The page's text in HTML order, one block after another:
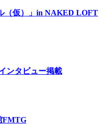
（仮）」in NAKED LOFT
ンタビュー掲載
FMTG